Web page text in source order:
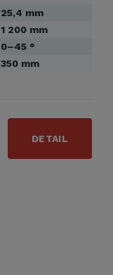
25,4 mm
1 200 mm
0–45 °
350 mm
DETAIL